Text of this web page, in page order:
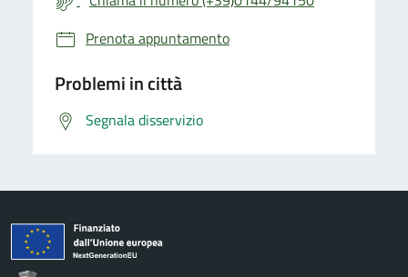
Prenota appuntamento
Problemi in città
Segnala disservizio